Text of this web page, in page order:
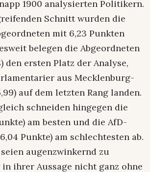
1900 analysierten Politikern.
Schnitt wurden die
mit 6,23 Punkten
belegen die Abgeordneten
den ersten Platz der Analyse,
aus Mecklenburg-
auf dem letzten Rang landen.
schneiden hingegen die
am besten und die AfD-
Punkte) am schlechtesten ab.
augenzwinkernd zu
in ihrer Aussage nicht ganz ohne